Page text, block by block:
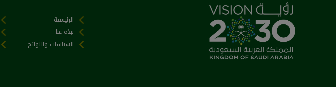
الرئيسية
نبذة عنا
السياسات واللوائح